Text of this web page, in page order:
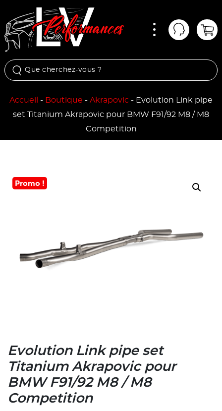
Mon
Accueil - Boutique - Akrapovic - Evolution Link pipe
set Titanium Akrapovic pour BMW F91/92 M8 / M8
Competition
Promo !
Evolution Link pipe set
Titanium Akrapovic pour
BMW F91/92 M8 / M8
Competition